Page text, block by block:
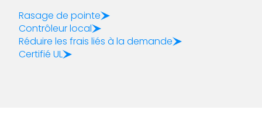
Rasage de pointe
Contrôleur local
Réduire les frais liés à la demande
Certifié UL